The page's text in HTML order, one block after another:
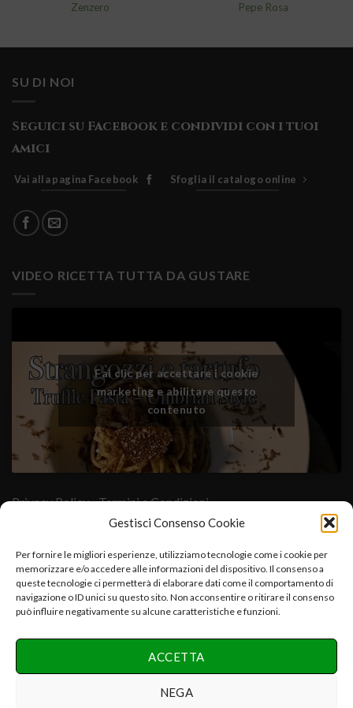
Gestisci Consenso Cookie
Per fornire le migliori esperienze, utilizziamo tecnologie come i cookie per
memorizzare e/o accedere alle informazioni del dispositivo. Il consenso a
queste tecnologie ci permetterà di elaborare dati come il comportamento di
navigazione o ID unici su questo sito. Non acconsentire o ritirare il consenso
può influire negativamente su alcune caratteristiche e funzioni.
ACCETTA
NEGA
Zenzero Pepe Rosa
SU DI NOI
Seguici su Facebook e condividi con i tuoi
amici
Vai alla pagina Facebook Sfoglia il catalogo online
VIDEO RICETTA TUTTA DA GUSTARE
Fai clic per accettare i cookie
marketing e abilitare questo
contenuto
Privacy Policy- Termini e Condizioni
Cuore Verde Natura srls , via I°Maggio,25-06054.Fratta Todina-
PG-Italy C.f.-P.iva:03392670547-CCIAA PG 03392670547-
REA:PG-286075 e.mail:info@cuoreverdenatura.com
Copyright 2026 ©Cuore Verde Natura srls Tutti i diritti
riservati
Realizzazione Networx Internet Solutions PHOTO-VIDEO &
DESIGN by Danilo P.